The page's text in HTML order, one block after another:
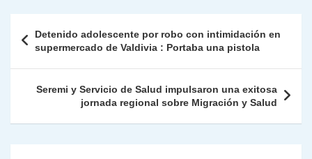
p
p
m o
o
k
n n
k
Fr
ie
n
dl
ar
tir
de
entradas
Detenido adolescente por robo con intimidación en
supermercado de Valdivia : Portaba una pistola
Seremi y Servicio de Salud impulsaron una exitosa
jornada regional sobre Migración y Salud